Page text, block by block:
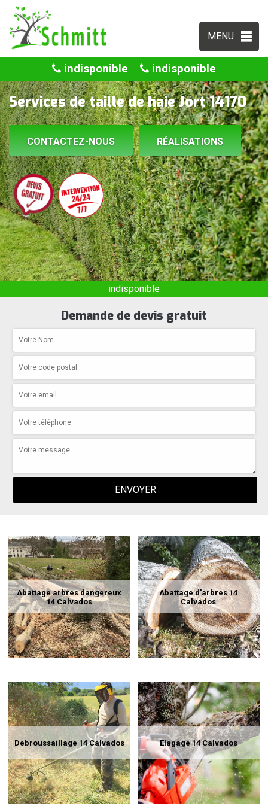
MENU
indisponible indisponible
Services de taille de haie Jort 14170
CONTACTEZ-NOUS RÉALISATIONS
indisponible
Demande de devis gratuit
Abattage arbres dangereux
14 Calvados
Abattage d'arbres 14
Calvados
Debroussaillage 14 Calvados Elagage 14 Calvados